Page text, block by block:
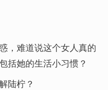
，难道说这个女人真的
括她的生活小习惯？
陆柠？